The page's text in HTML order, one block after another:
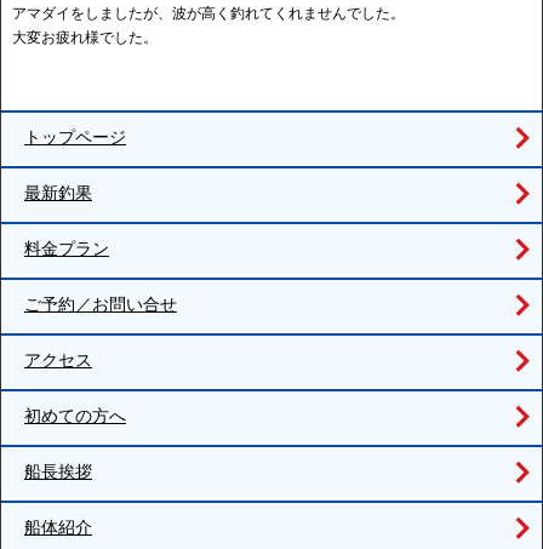
アマダイをしましたが、波が高く釣れてくれませんでした。
大変お疲れ様でした。
トップページ
最新釣果
料金プラン
ご予約／お問い合せ
アクセス
初めての方へ
船長挨拶
船体紹介